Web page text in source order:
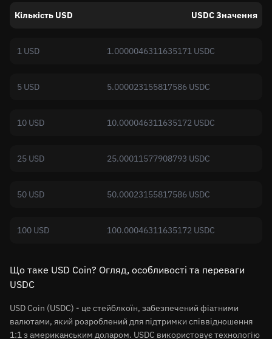
Кількість USD USDC Значення
1 USD 1.0000046311635171 USDC
5 USD 5.000023155817586 USDC
10 USD 10.000046311635172 USDC
25 USD 25.00011577908793 USDC
50 USD 50.00023155817586 USDC
100 USD 100.00046311635172 USDC
Що таке USD Coin? Огляд, особливості та переваги
USDC
USD Coin (USDC) - це стейблкоїн, забезпечений фіатними
валютами, який розроблений для підтримки співвідношення
1:1 з американським доларом. USDC використовує технологію